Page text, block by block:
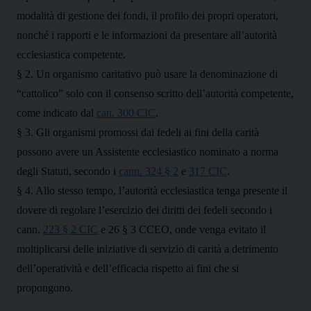
modalità di gestione dei fondi, il profilo dei propri operatori,
nonché i rapporti e le informazioni da presentare all’autorità
ecclesiastica competente.
§ 2. Un organismo caritativo può usare la denominazione di
“cattolico” solo con il consenso scritto dell’autorità competente,
come indicato dal can. 300 CIC.
§ 3. Gli organismi promossi dai fedeli ai fini della carità
possono avere un Assistente ecclesiastico nominato a norma
degli Statuti, secondo i cann. 324 § 2 e 317 CIC.
§ 4. Allo stesso tempo, l’autorità ecclesiastica tenga presente il
dovere di regolare l’esercizio dei diritti dei fedeli secondo i
cann. 223 § 2 CIC e 26 § 3 CCEO, onde venga evitato il
moltiplicarsi delle iniziative di servizio di carità a detrimento
dell’operatività e dell’efficacia rispetto ai fini che si
propongono.